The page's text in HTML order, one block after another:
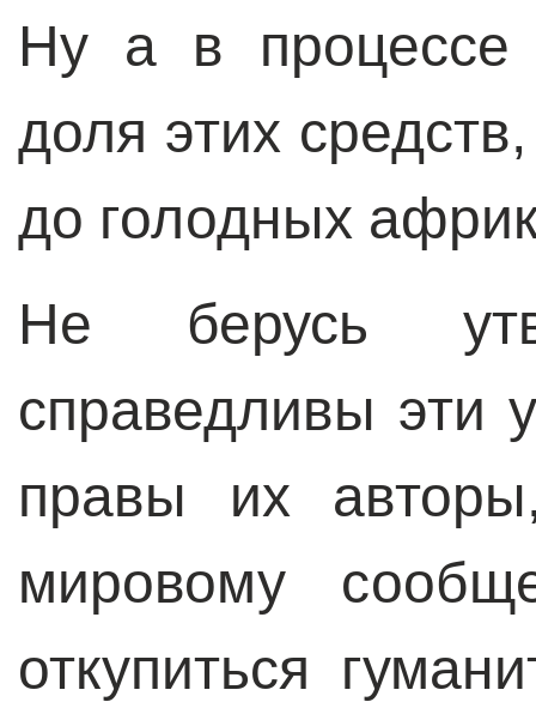
Ну а в процессе
доля этих
до голодных
Не берусь
справедливы эти
правы их
мировому
откупиться